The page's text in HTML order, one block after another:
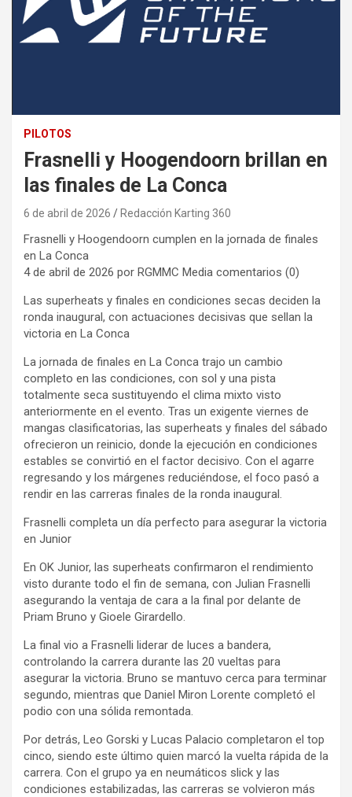
PILOTOS
Frasnelli y Hoogendoorn brillan en
las finales de La Conca
6 de abril de 2026 Redacción Karting 360
Frasnelli y Hoogendoorn cumplen en la jornada de finales
en La Conca
4 de abril de 2026 por RGMMC Media comentarios (0)
Las superheats y finales en condiciones secas deciden la
ronda inaugural, con actuaciones decisivas que sellan la
victoria en La Conca
La jornada de finales en La Conca trajo un cambio
completo en las condiciones, con sol y una pista
totalmente seca sustituyendo el clima mixto visto
anteriormente en el evento. Tras un exigente viernes de
mangas clasificatorias, las superheats y finales del sábado
ofrecieron un reinicio, donde la ejecución en condiciones
estables se convirtió en el factor decisivo. Con el agarre
regresando y los márgenes reduciéndose, el foco pasó a
rendir en las carreras finales de la ronda inaugural.
Frasnelli completa un día perfecto para asegurar la victoria
en Junior
En OK Junior, las superheats confirmaron el rendimiento
visto durante todo el fin de semana, con Julian Frasnelli
asegurando la ventaja de cara a la final por delante de
Priam Bruno y Gioele Girardello.
La final vio a Frasnelli liderar de luces a bandera,
controlando la carrera durante las 20 vueltas para
asegurar la victoria. Bruno se mantuvo cerca para terminar
segundo, mientras que Daniel Miron Lorente completó el
podio con una sólida remontada.
Por detrás, Leo Gorski y Lucas Palacio completaron el top
cinco, siendo este último quien marcó la vuelta rápida de la
carrera. Con el grupo ya en neumáticos slick y las
condiciones estabilizadas, las carreras se volvieron más